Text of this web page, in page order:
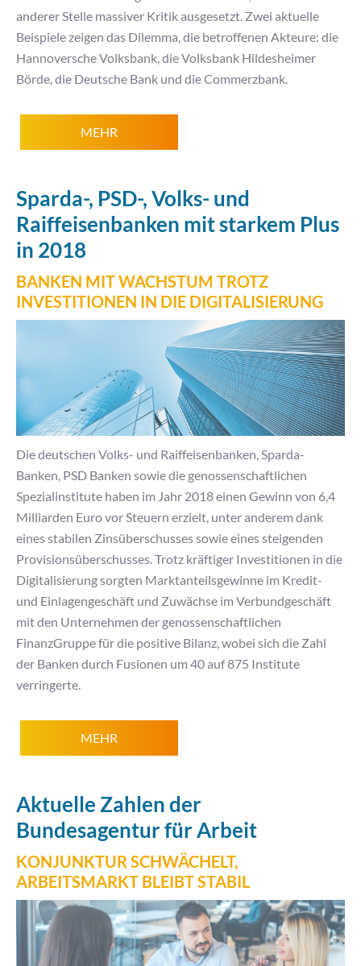
anderer Stelle massiver Kritik ausgesetzt. Zwei aktuelle
Beispiele zeigen das Dilemma, die betroffenen Akteure: die
Hannoversche Volksbank, die Volksbank Hildesheimer
Börde, die Deutsche Bank und die Commerzbank.
MEHR
Sparda-, PSD-, Volks- und
Raiffeisenbanken mit starkem Plus
in 2018
BANKEN MIT WACHSTUM TROTZ
INVESTITIONEN IN DIE DIGITALISIERUNG
Die deutschen Volks- und Raiffeisenbanken, Sparda-
Banken, PSD Banken sowie die genossenschaftlichen
Spezialinstitute haben im Jahr 2018 einen Gewinn von 6,4
Milliarden Euro vor Steuern erzielt, unter anderem dank
eines stabilen Zinsüberschusses sowie eines steigenden
Provisionsüberschusses. Trotz kräftiger Investitionen in die
Digitalisierung sorgten Marktanteilsgewinne im Kredit-
und Einlagengeschäft und Zuwächse im Verbundgeschäft
mit den Unternehmen der genossenschaftlichen
FinanzGruppe für die positive Bilanz, wobei sich die Zahl
der Banken durch Fusionen um 40 auf 875 Institute
verringerte.
MEHR
Aktuelle Zahlen der
Bundesagentur für Arbeit
KONJUNKTUR SCHWÄCHELT,
ARBEITSMARKT BLEIBT STABIL